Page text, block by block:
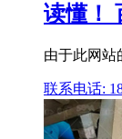
读懂！
由于此网站
联系电话: